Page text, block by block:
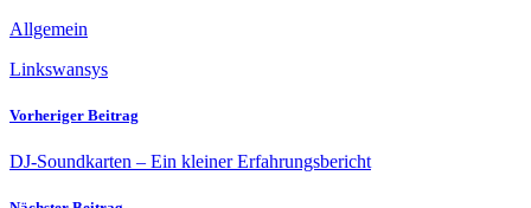
Allgemein
Linkswansys
Vorheriger Beitrag
DJ-Soundkarten – Ein kleiner Erfahrungsbericht